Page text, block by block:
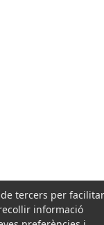
tercers per
informació